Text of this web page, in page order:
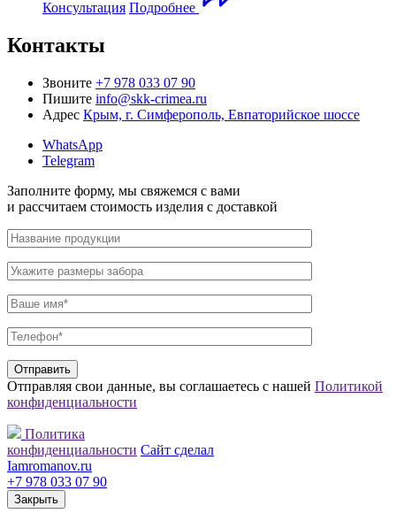
Консультация Подробнее
Контакты
Звоните +7 978 033 07 90
Пишите info@skk-crimea.ru
Адрес Крым, г. Симферополь, Евпаторийское шоссе
WhatsApp
Telegram
Заполните форму, мы свяжемся с вами
и рассчитаем стоимость изделия с доставкой
Отправляя свои данные, вы соглашаетесь с нашей Политикой
конфиденциальности
Политика
конфиденциальности Сайт сделал
Iamromanov.ru
+7 978 033 07 90
Закрыть